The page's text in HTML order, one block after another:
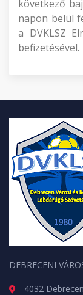
következő
napon belül
a DVKLSZ
befizetésével.
DEBRECENI
4032